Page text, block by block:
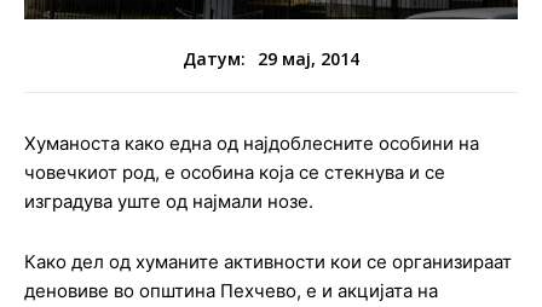
Датум: 29 мај, 2014
Хуманоста како една од најдоблесните особини на
човечкиот род, е особина која се стекнува и се
изградува уште од најмали нозе.
Како дел од хуманите активности кои се организираат
деновиве во општина Пехчево, е и акцијата на